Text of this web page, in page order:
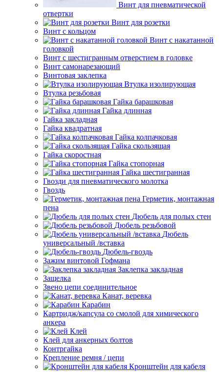
Винт для пневматической
отвертки
Винт для розетки
Винт с кольцом
Винт с накатанной
головкой
Винт с шестигранным отверстием в головке
Винт самонарезающий
Винтовая заклепка
Втулка изолирующая
Втулка резьбовая
Гайка барашковая
Гайка длинная
Гайка закладная
Гайка квадратная
Гайка колпачковая
Гайка скользящая
Гайка скоростная
Гайка стопорная
Гайка шестигранная
Гвозди для пневматического молотка
Гвоздь
Герметик, монтажная
пена
Дюбель для полых стен
Дюбель резьбовой
Дюбель
универсальный /вставка
Дюбель-гвоздь
Зажим винтовой Гофмана
Заклепка закладная
Защелка
Звено цепи соединительное
Канат, веревка
Карабин
Картридж/капсула со смолой для химического
анкера
Клей
Клей для анкерных болтов
Контргайка
Крепление ремня / цепи
Кронштейн для кабеля